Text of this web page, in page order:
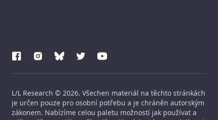
L/L Research © 2026. Všechen materiál na těchto stránkách
je určen pouze pro osobní potřebu a je chráněn autorským
zákonem. Nabízíme celou paletu možností jak používat a